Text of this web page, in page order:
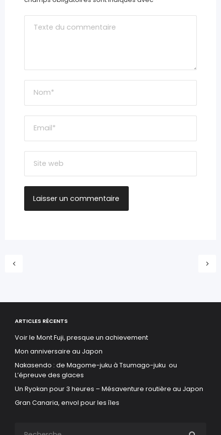
ARTICLES RÉCENTS
Voir le Mont Fuji, presque un achievement
Mon anniversaire au Japon
Nakasendo : de Magome-juku à Tsumago-juku ou
L’épreuve des glaces
Un Ryokan pour 3 heures – Mésaventure routière au Japon
Gran Canaria, envol pour les îles